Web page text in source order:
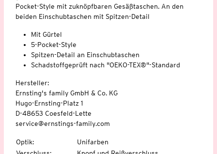
Pocket-Style mit zuknöpfbaren Gesäßtaschen. An den
beiden Einschubtaschen mit Spitzen-Detail
Mit Gürtel
5-Pocket-Style
Spitzen-Detail an Einschubtaschen
Schadstoffgeprüft nach "OEKO-TEX®"-Standard
Hersteller:
Ernsting's family GmbH & Co. KG
Hugo-Ernsting-Platz 1
D-48653 Coesfeld-Lette
service@ernstings-family.com
Optik:
Unifarben